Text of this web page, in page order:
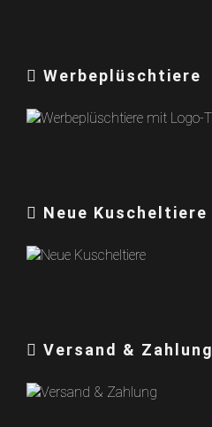
Werbeplüschtiere
Neue Kuscheltiere
Versand & Zahlung